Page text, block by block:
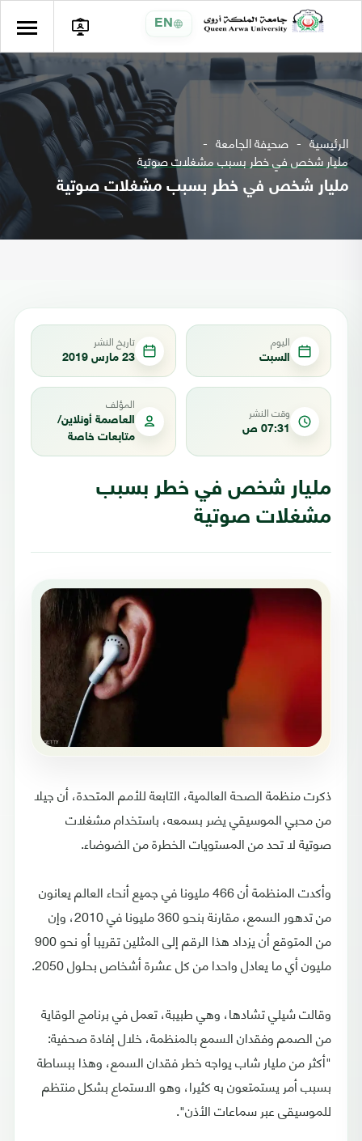
EN
الرئيسية صحيفة الجامعة
مليار شخص في خطر بسبب مشغلات صوتية
مليار شخص في خطر بسبب مشغلات صوتية
اليوم
السبت
تاريخ النشر
23 مارس 2019
وقت النشر
07:31 ص
المؤلف
العاصمة أونلاين/
متابعات خاصة
مليار شخص في خطر بسبب
مشغلات صوتية
ذكرت منظمة الصحة العالمية، التابعة للأمم المتحدة، أن جيلا
من محبي الموسيقي يضر بسمعه، باستخدام مشغلات
صوتية لا تحد من المستويات الخطرة من الضوضاء.
وأكدت المنظمة أن 466 مليونا في جميع أنحاء العالم يعانون
من تدهور السمع، مقارنة بنحو 360 مليونا في 2010، وإن
من المتوقع أن يزداد هذا الرقم إلى المثلين تقريبا أو نحو 900
مليون أي ما يعادل واحدا من كل عشرة أشخاص بحلول 2050.
وقالت شيلي تشادها، وهي طبيبة، تعمل في برنامج الوقاية
من الصمم وفقدان السمع بالمنظمة، خلال إفادة صحفية:
"أكثر من مليار شاب يواجه خطر فقدان السمع، وهذا ببساطة
بسبب أمر يستمتعون به كثيرا، وهو الاستماع بشكل منتظم
للموسيقى عبر سماعات الأذن".